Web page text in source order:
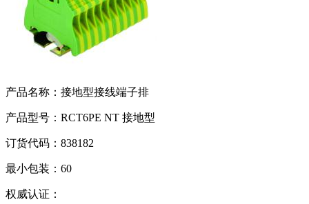
产品名称：接地型接线端子排
产品型号：RCT6PE NT 接地型
订货代码：838182
最小包装：60
权威认证：